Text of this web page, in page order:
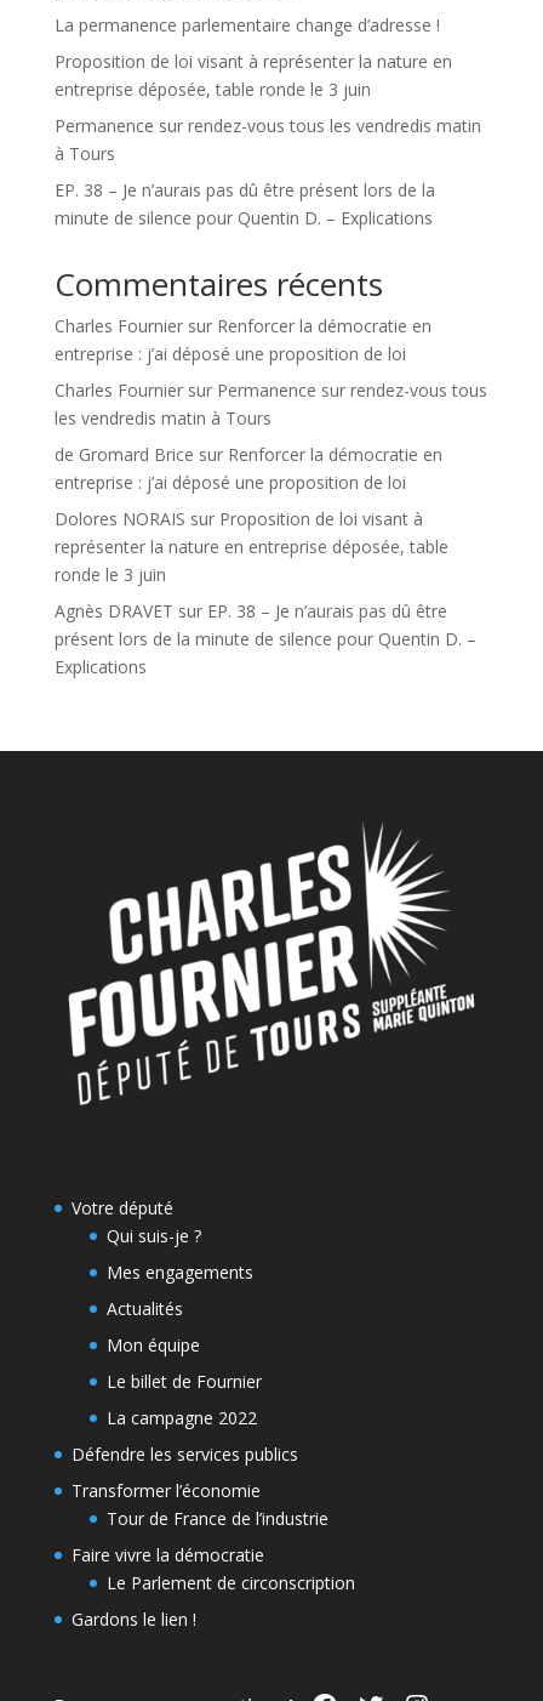
La permanence parlementaire change d’adresse !
Proposition de loi visant à représenter la nature en
entreprise déposée, table ronde le 3 juin
Permanence sur rendez-vous tous les vendredis matin
à Tours
EP. 38 – Je n’aurais pas dû être présent lors de la
minute de silence pour Quentin D. – Explications
Commentaires récents
Charles Fourniersur Renforcer la démocratie en
entreprise : j’ai déposé une proposition de loi
Charles Fourniersur Permanence sur rendez-vous tous
les vendredis matin à Tours
de Gromard Brice sur Renforcer la démocratie en
entreprise : j’ai déposé une proposition de loi
Dolores NORAIS sur Proposition de loi visant à
représenter la nature en entreprise déposée, table
ronde le 3 juin
Agnès DRAVET sur EP. 38 – Je n’aurais pas dû être
présent lors de la minute de silence pour Quentin D. –
Explications
Votre député
Qui suis-je ?
Mes engagements
Actualités
Mon équipe
Le billet de Fournier
La campagne 2022
Défendre les services publics
Transformer l’économie
Tour de France de l’industrie
Faire vivre la démocratie
Le Parlement de circonscription
Gardons le lien !